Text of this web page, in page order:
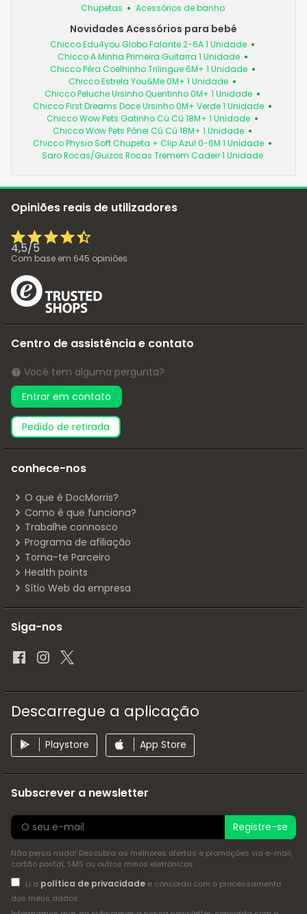
Chupetas Acessórios de banho
Novidades Acessórios para bebé
Chicco Edu4you Globo Falante 2-6A 1 Unidade
Chicco A Minha Primeira Guitarra 1 Unidade
Chicco Pêra Coelhinho Trilingue 6M+ 1 Unidade
Chicco Estrela You&Me 0M+ 1 Unidade
Chicco Peluche Ursinho Quentinho 0M+ 1 Unidade
Chicco First Dreams Doce Ursinho 0M+ Verde 1 Unidade
Chicco Wow Pets Gatinho Cú Cú 18M+ 1 Unidade
Chicco Wow Pets Pónei Cú Cú 18M+ 1 Unidade
Chicco Physio Soft Chupeta + Clip Azul 0-6M 1 Unidade
Saro Rocas/Guizos Rocas Tremem Cadeir 1 Unidade
Opiniões reais de utilizadores
4,5/5
Com base em 645 opiniões
Centro de assistência e contato
Você tem alguma pergunta?
Entrar em contato
pedido de retirada
conhece-nos
O que é DocMorris?
Como é que funciona?
Trabalhe connosco
Programa de afiliação
Torna-te Parceiro
Health points
Sítio Web da empresa
Siga-nos
Descarregue a aplicação
Playstore App Store
Subscrever a newsletter
Registre-se
Não perca nada! Descubra as melhores ofertas e promoções via e-mail,
cartão postal, SMS ou outros meios eletrónicos
Li a política de privacidadee concordo com o processamento
dos meus dados